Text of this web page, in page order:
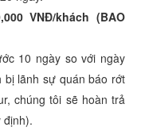
VNĐ/khách (BAO
10 ngày so với ngày
bị lãnh sự quán báo rớt
chúng tôi sẽ hoàn trả
định).